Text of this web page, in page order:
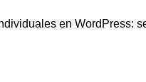
en WordPress: